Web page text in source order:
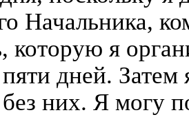
Начальника,
которую я
дней.
них. Я могу